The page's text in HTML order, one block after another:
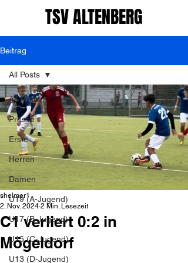
TSV ALTENBERG
Beitrag
All Posts
Presse
Erste
Herren
Damen
U19 (A-Jugend)
U17 (B-Jugend)
U15 (C-Jugend)
U13 (D-Jugend)
All Posts
C1 verliert 0:2 in
Mögeldorf
shelmer1
2. Nov. 2024 2 Min. Lesezeit